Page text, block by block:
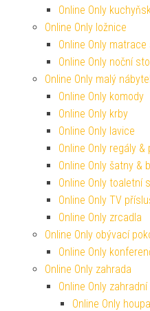
Online Only
Online Only ložnice
Online Only
Online Only noční
Online Only malý
Online Only komody
Online Only krby
Online Only lavice
Online Only regály &
Online Only šatny &
Online Only toaletní
Online Only TV
Online Only zrcadla
Online Only obývací
Online Only
Online Only zahrada
Online Only
Online Only